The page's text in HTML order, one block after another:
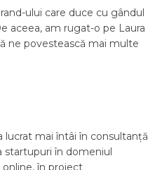
ului care duce cu gândul
aceea, am rugat-o pe Laura
ne povestească mai multe
lucrat mai întâi în consultanță
în domeniul
în project